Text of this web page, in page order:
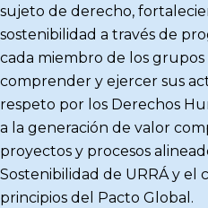
sujeto de derecho,
sostenibilidad a través de
cada miembro de los
comprender y ejercer sus
respeto por los Derechos
a la generación de valor
proyectos y procesos
Sostenibilidad de URRÁ y el
principios del Pacto Global.